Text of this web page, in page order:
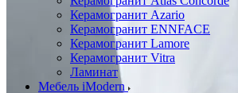
Керамогранит Azario
Керамогранит ENNFACE
Керамогранит Lamore
Керамогранит Vitra
Ламинат
Мебель iModern